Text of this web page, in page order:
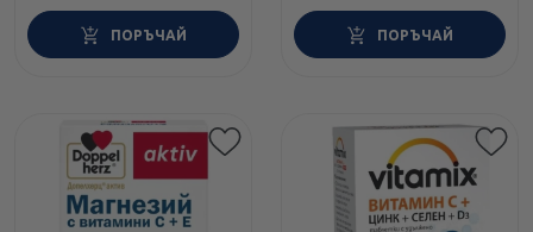
ПОРЪЧАЙ ПОРЪЧАЙ